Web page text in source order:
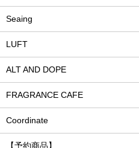
Seaing
LUFT
ALT AND DOPE
FRAGRANCE CAFE
Coordinate
【予約商品】